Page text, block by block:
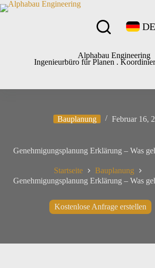
Zum
Inhalt
Alphabau Engineering
Ingenieurbüro für Planen .
DE
Bauplanung Februar 16,
Genehmigungsplanung Erklärung – Was
Startseite
Bauplanung
Genehmigungsplanung Erklärung – Was
Kostenlose Anfrage erstellen